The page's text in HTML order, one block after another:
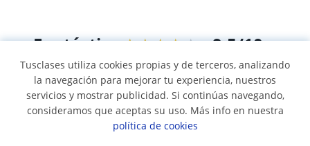
Fantástica★★★★★ 9,5/10
305915 opiniones de alumnos
© 2007 - 2026 Tusclases.com.uy
Tusclases utiliza cookies propias y de terceros, analizando
la navegación para mejorar tu experiencia, nuestros
servicios y mostrar publicidad. Si continúas navegando,
consideramos que aceptas su uso. Más info en nuestra
política de cookies